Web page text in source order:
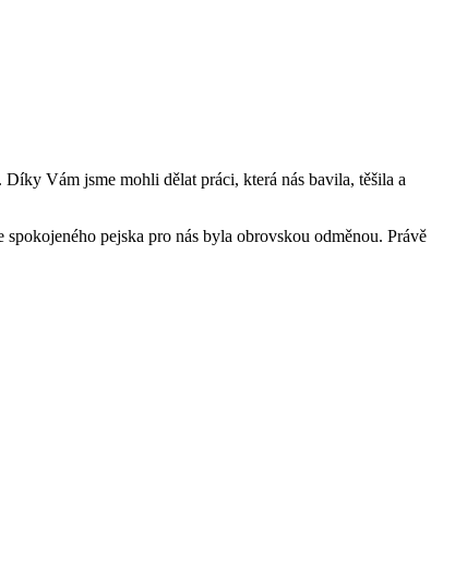
Vám jsme mohli dělat práci, která nás bavila, těšila a
pejska pro nás byla obrovskou odměnou. Právě